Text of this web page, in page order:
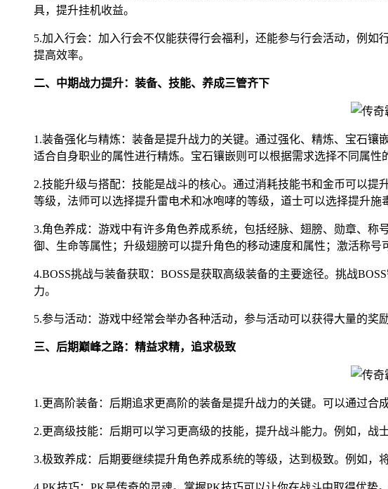
具，提升挂机收益。
5.加入行会：加入行会不仅能获得行会福利，还能参与行会活动，例如
提高效率。
二、中期战力提升：装备、技能、养成三管齐下
1.装备强化与精炼：装备是提升战力的关键。通过强化、精炼、宝石
适合自身职业的属性进行精炼。宝石镶嵌则可以根据需求选择不同属性
2.技能升级与搭配：技能是战斗的核心。通过消耗技能书和金币可以
等级，法师可以选择提升雷电术和冰咆哮的等级，道士可以选择提升
3.角色养成：游戏中有许多角色养成系统，包括经脉、翅膀、勋章、
御、生命等属性；升级翅膀可以提升角色的移动速度和属性；激活称号
4.BOSS挑战与装备获取：BOSS是获取高级装备的主要途径。挑战
力。
5.参与活动：游戏中经常会举办各种活动，参与活动可以获得大量的奖
三、后期巅峰之路：精益求精，追求极致
1.更高阶装备：后期追求更高阶的装备是提升战力的关键。可以通过合
2.更高级技能：后期可以学习更高级的技能，提升战斗能力。例如，战
3.极致养成：后期要继续提升角色养成系统的等级，达到极致。例如，